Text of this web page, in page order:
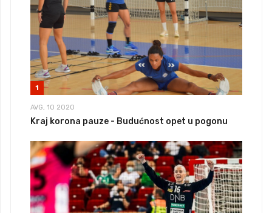
1
AVG, 10 2020
Kraj korona pauze - Budućnost opet u pogonu